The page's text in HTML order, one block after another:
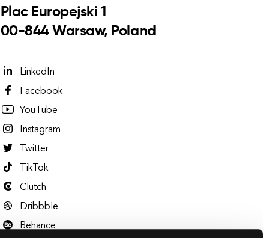
Plac Europejski 1
00-844 Warsaw, Poland
LinkedIn
Facebook
YouTube
Instagram
Twitter
TikTok
Clutch
Dribbble
Behance